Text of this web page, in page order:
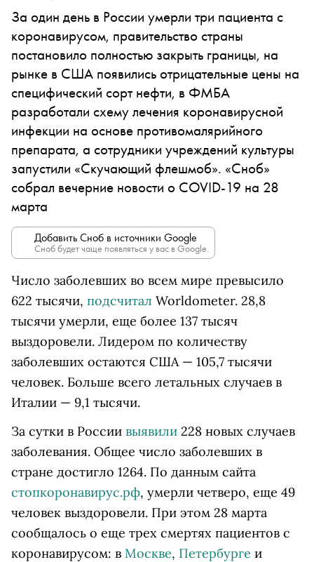
За один день в России умерли три пациента с
коронавирусом, правительство страны
постановило полностью закрыть границы, на
рынке в США появились отрицательные цены на
специфический сорт нефти, в ФМБА
разработали схему лечения коронавирусной
инфекции на основе противомалярийного
препарата, а сотрудники учреждений культуры
запустили «Скучающий флешмоб». «Сноб»
собрал вечерние новости о COVID-19 на 28
марта
Добавить Сноб в источники Google
Сноб будет чаще появляться у вас в Google.
Число заболевших во всем мире превысило
622 тысячи, подсчитал Worldometer. 28,8
тысячи умерли, еще более 137 тысяч
выздоровели. Лидером по количеству
заболевших остаются США — 105,7 тысячи
человек. Больше всего летальных случаев в
Италии — 9,1 тысячи.
За сутки в России выявили 228 новых случаев
заболевания. Общее число заболевших в
стране достигло 1264. По данным сайта
стопкоронавирус.рф, умерли четверо, еще 49
человек выздоровели. При этом 28 марта
сообщалось о еще трех смертях пациентов с
коронавирусом: в Москве, Петербурге и